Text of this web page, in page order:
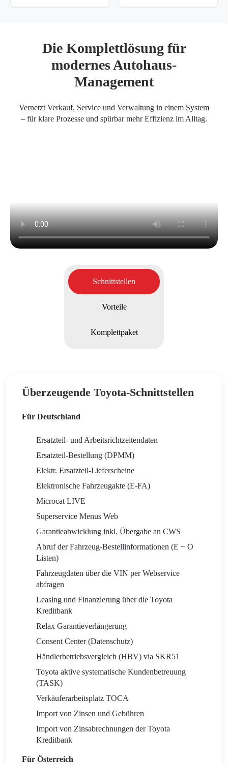
Die Komplettlösung für
modernes Autohaus-
Management
Vernetzt Verkauf, Service und Verwaltung in einem System
– für klare Prozesse und spürbar mehr Effizienz im Alltag.
Schnittstellen
Vorteile
Komplettpaket
Überzeugende Toyota-Schnittstellen
Für Deutschland
Ersatzteil- und Arbeitsrichtzeitendaten
Ersatzteil-Bestellung (DPMM)
Elektr. Ersatzteil-Lieferscheine
Elektronische Fahrzeugakte (E-FA)
Microcat LIVE
Superservice Menus Web
Garantieabwicklung inkl. Übergabe an CWS
Abruf der Fahrzeug-Bestellinformationen (E + O
Listen)
Fahrzeugdaten über die VIN per Webservice
abfragen
Leasing und Finanzierung über die Toyota
Kreditbank
Relax Garantieverlängerung
Consent Center (Datenschutz)
Händlerbetriebsvergleich (HBV) via SKR51
Toyota aktive systematische Kundenbetreuung
(TASK)
Verkäuferarbeitsplatz TOCA
Import von Zinsen und Gebühren
Import von Zinsabrechnungen der Toyota
Kreditbank
Für Österreich